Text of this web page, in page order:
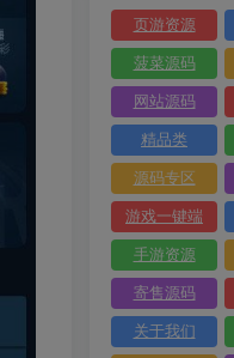
页游资源
菠菜源码
网站源码
精品类
源码专区
游戏一键端
手游资源
寄售源码
关于我们